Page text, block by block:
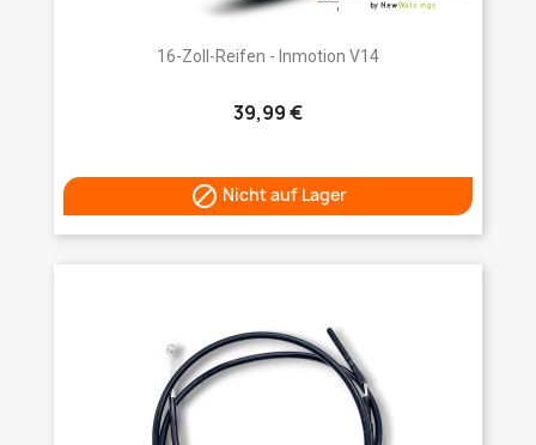
16-Zoll-Reifen - Inmotion V14
39,99 €
 Nicht auf Lager